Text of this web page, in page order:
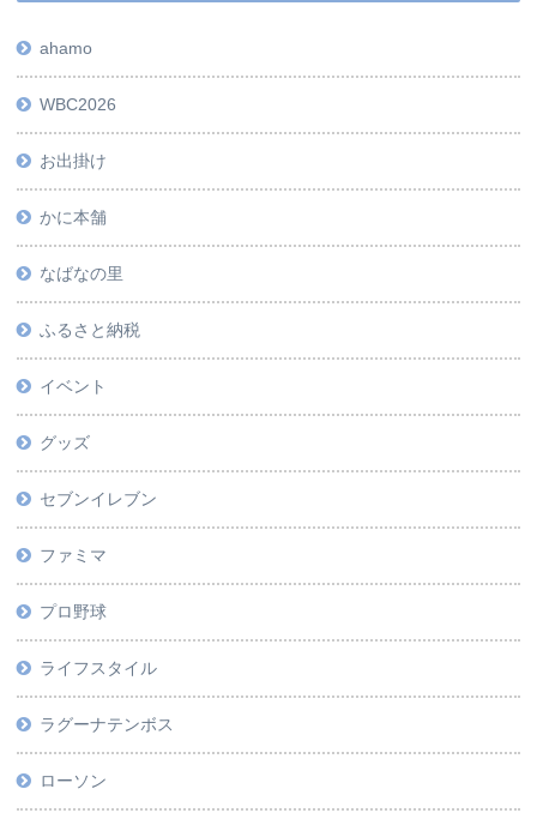
ahamo
WBC2026
お出掛け
かに本舗
なばなの里
ふるさと納税
イベント
グッズ
セブンイレブン
ファミマ
プロ野球
ライフスタイル
ラグーナテンボス
ローソン